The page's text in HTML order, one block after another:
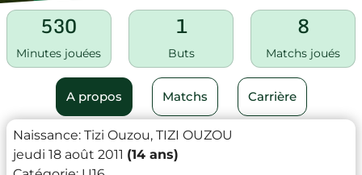
530
Minutes jouées
1
Buts
8
Matchs joués
A propos Matchs Carrière
Naissance: Tizi Ouzou, TIZI OUZOU
jeudi 18 août 2011 (14 ans)